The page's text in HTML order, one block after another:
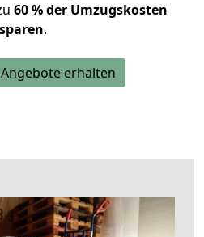
60 % der Umzugskosten
sparen.
erhalten